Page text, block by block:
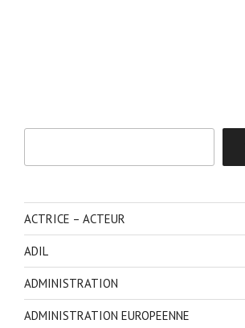
ACTRICE – ACTEUR
ADIL
ADMINISTRATION
ADMINISTRATION EUROPEENNE